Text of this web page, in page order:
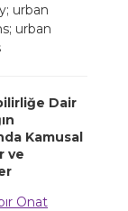
urban
urban
Dair
Kamusal
ve
Onat